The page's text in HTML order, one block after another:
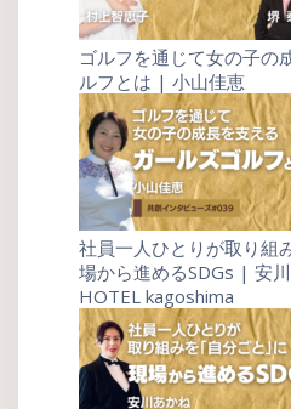
ゴルフを通じて女の子の
ルフとは | 小山佳恵
社員一人ひとりが取り組
場から進めるSDGs | 安
HOTEL kagoshima